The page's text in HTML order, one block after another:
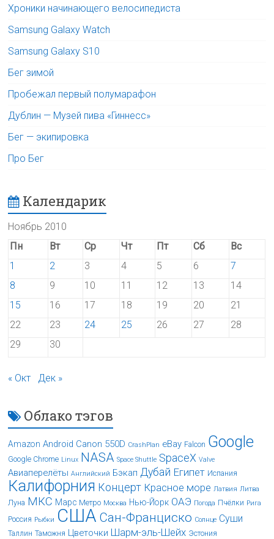
Хроники начинающего велосипедиста
Samsung Galaxy Watch
Samsung Galaxy S10
Бег зимой
Пробежал первый полумарафон
Дублин — Музей пива «Гиннесс»
Бег — экипировка
Про Бег
Календарик
Ноябрь 2010
Пн
Вт Ср Чт Пт Сб
Вс
1
2 3 4 5 6
7
8
9 10 11 12 13
14
15
16 17 18 19 20
21
22
23 24 25 26 27
28
29
30
« Окт Дек »
Облако тэгов
Amazon Android Canon 550D CrashPlan eBay Falcon Google
Google Chrome Linux NASA Space Shuttle SpaceX Valve
Авиаперелёты Английский Бэкап Дубай Египет Испания
Калифорния Концерт Красное море Латвия Литва
Луна МКС Марс Метро Москва Нью-Йорк ОАЭ Погода Пчёлки Рига
Россия Рыбки США Сан-Франциско Солнце Суши
Таллин Таможня Цветочки Шарм-эль-Шейх Эстония